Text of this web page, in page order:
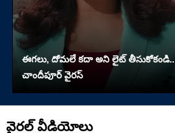
ఈగలు, దోమలే కదా అని లైట్ తీసుకోకండి..
చాందీపూర్ వైరస్
వైరల్ వీడియోలు